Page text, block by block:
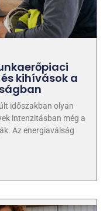
kihívások a
időszakban olyan
intenzitásban még a
Az energiaválság